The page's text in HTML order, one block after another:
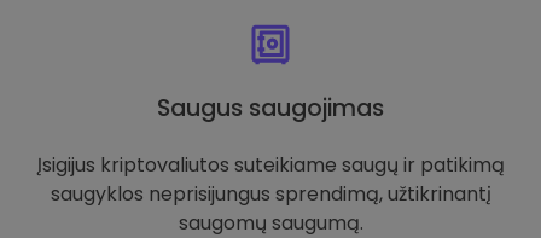
Saugus saugojimas
Įsigijus kriptovaliutos suteikiame saugų ir patikimą
saugyklos neprisijungus sprendimą, užtikrinantį
saugomų saugumą.